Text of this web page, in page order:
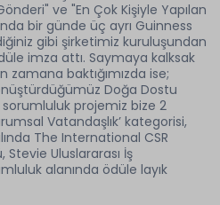
ve "En Çok Kişiyle Yapılan
bir günde üç ayrı Guinness
gibi şirketimiz kuruluşundan
imza attı. Saymaya kalksak
zamana baktığımızda ise;
Doğa Dostu
sorumluluk projemiz bize 2
Vatandaşlık’ kategorisi,
The International CSR
Uluslararası İş
alanında ödüle layık